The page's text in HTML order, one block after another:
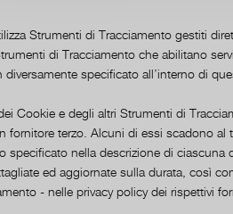
Strumenti di Tracciamento gestiti
di Tracciamento che abilitano
diversamente specificato all’interno di
Cookie e degli altri Strumenti di
fornitore terzo. Alcuni di essi scadono al
specificato nella descrizione di
ed aggiornate sulla durata, così
- nelle privacy policy dei rispettivi